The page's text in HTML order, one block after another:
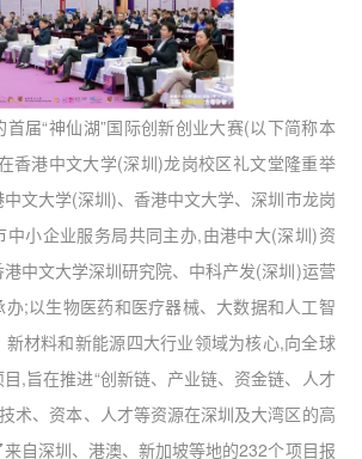
届“神仙湖”国际创新创业大赛(以下简称本
香港中文大学(深圳)龙岗校区礼文堂隆重举
文大学(深圳)、香港中文大学、深圳市龙岗
中小企业服务局共同主办,由港中大(深圳)资
中文大学深圳研究院、中科产发(深圳)运营
;以生物医药和医疗器械、大数据和人工智
材料和新能源四大行业领域为核心,向全球
,旨在推进“创新链、产业链、资金链、人才
术、资本、人才等资源在深圳及大湾区的高
自深圳、港澳、新加坡等地的232个项目报